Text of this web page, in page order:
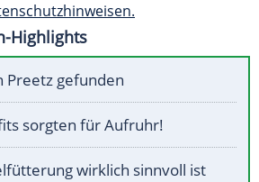
Highlights
Preetz gefunden
sorgten für Aufruhr!
wirklich sinnvoll ist